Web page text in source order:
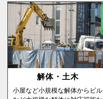
解体・土木
小屋など小規模な解体からビル